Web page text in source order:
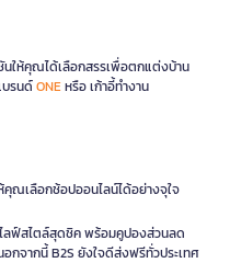
ให้คุณได้เลือกสรรเพื่อตกแต่งบ้าน
บรนด์ONEหรือ เก้าอี้ทำงาน
คุณเลือกช้อปออนไลน์ได้อย่างจุใจ
ลฟ์สไตล์สุดชิค พร้อมคูปองส่วนลด
กจากนี้ B2S ยังใจดีส่งฟรีทั่วประเทศ